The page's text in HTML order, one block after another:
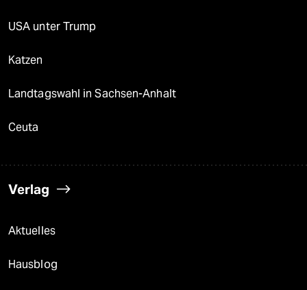
USA unter Trump
Katzen
Landtagswahl in Sachsen-Anhalt
Ceuta
Verlag
Aktuelles
Hausblog